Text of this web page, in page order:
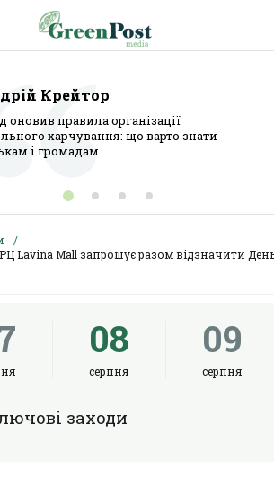
Крейтор
оновив правила організації
харчування: що варто знати
і громадам
Lavina Mall запрошує разом відзначити
08
серпня
09
серпня
заходи